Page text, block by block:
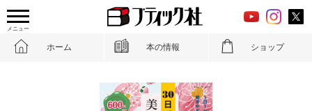
メニュー
ホーム 本の情報 ショップ